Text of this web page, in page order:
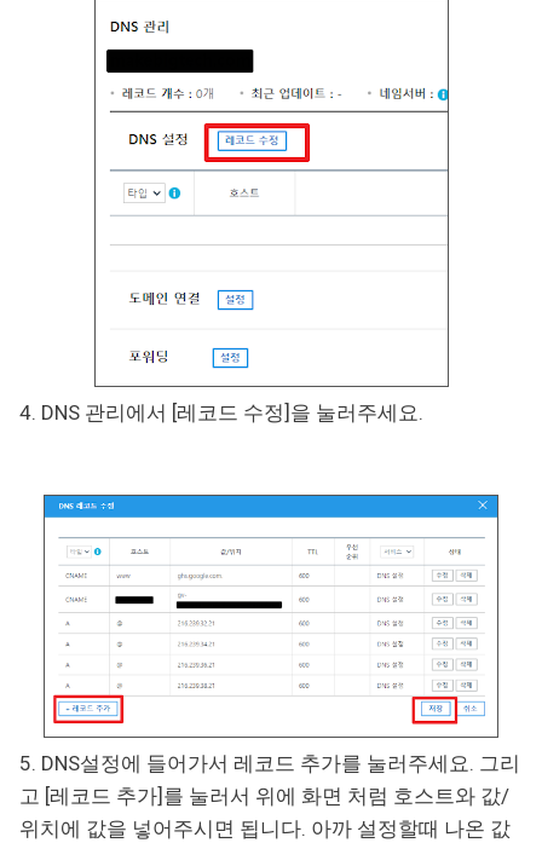
4. DNS 관리에서 [레코드 수정]을 눌러주세요.
5. DNS설정에 들어가서 레코드 추가를 눌러주세요. 그리
고 [레코드 추가]를 눌러서 위에 화면 처럼 호스트와 값/
위치에 값을 넣어주시면 됩니다. 아까 설정할때 나온 값